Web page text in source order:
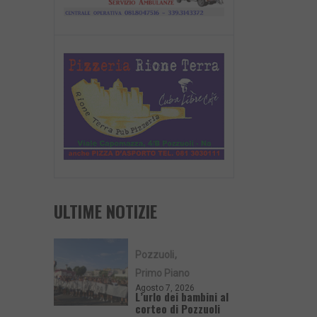
ULTIME NOTIZIE
Pozzuoli
Primo Piano
Agosto 7, 2026
L’urlo dei bambini al
corteo di Pozzuoli